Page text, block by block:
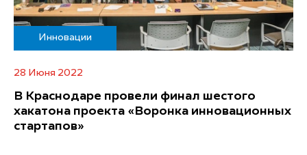
Инновации
28 Июня 2022
В Краснодаре провели финал шестого
хакатона проекта «Воронка инновационных
стартапов»